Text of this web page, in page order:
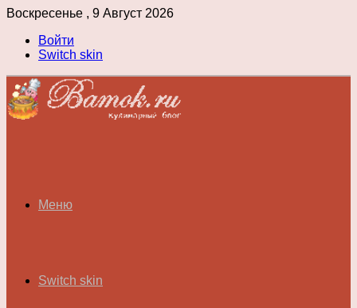
Воскресенье , 9 Август 2026
Войти
Switch skin
Меню
Switch skin